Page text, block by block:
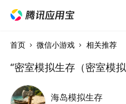
首页 微信小游戏 相关推荐
“密室模拟生存（密室模
海岛模拟生存